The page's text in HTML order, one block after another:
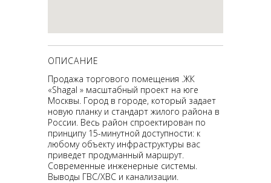
ОПИСАНИЕ
Продажа торгового помещения .ЖК
«Shagal » масштабный проект на юге
Москвы. Город в городе, который задает
новую планку и стандарт жилого района в
России. Весь район спроектирован по
принципу 15-минутной доступности: к
любому объекту инфраструктуры вас
приведет продуманный маршрут.
Современные инженерные системы.
Выводы ГВС/ХВС и канализации.